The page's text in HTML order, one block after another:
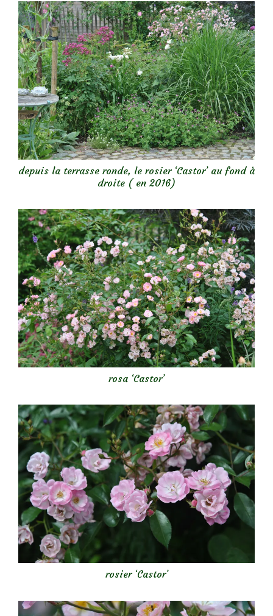
depuis la terrasse ronde, le rosier ‘Castor’ au fond à
droite ( en 2016)
rosa ‘Castor’
rosier ‘Castor’